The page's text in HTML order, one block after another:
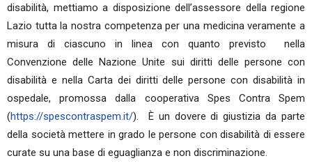
disabilità, mettiamo a disposizione dell’assessore della regione
Lazio tutta la nostra competenza per una medicina veramente a
misura di ciascuno in linea con quanto previsto nella
Convenzione delle Nazione Unite sui diritti delle persone con
disabilità e nella Carta dei diritti delle persone con disabilità in
ospedale, promossa dalla cooperativa Spes Contra Spem
(https://spescontraspem.it/). È un dovere di giustizia da parte
della società mettere in grado le persone con disabilità di essere
curate su una base di eguaglianza e non discriminazione.